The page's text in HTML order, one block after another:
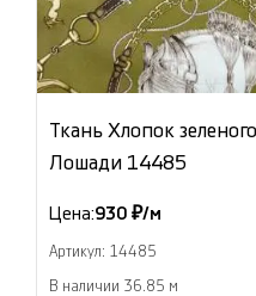
Ткань Хлопок
Лошади 14485
Цена:930 ₽/м
Артикул: 14485
В наличии 36.85 м